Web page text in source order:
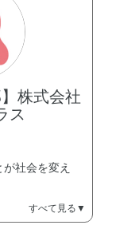
株式会社
ス
社会を変え
すべて見る▼